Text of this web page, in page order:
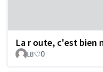
La r oute, c'est bien
LB 0